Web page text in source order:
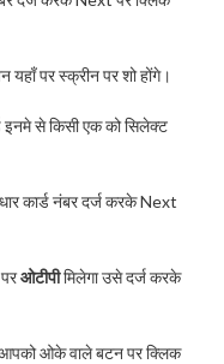
पर स्क्रीन पर शो होंगे।
इनमे से किसी एक को सिलेक्ट
कार्ड नंबर दर्ज करके Next
ओटीपीमिलेगा उसे दर्ज करके
आपको ओके वाले बटन पर क्लिक